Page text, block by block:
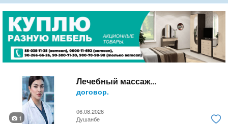
Лечебный массаж...
договор.
06.08.2026
1
Душанбе